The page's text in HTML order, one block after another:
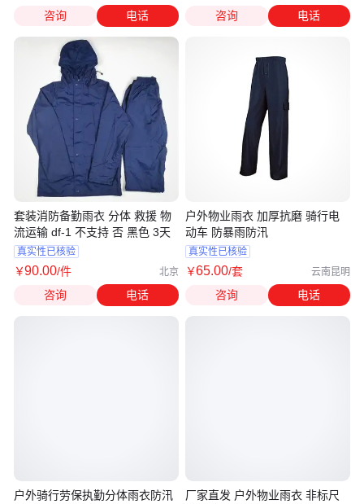
咨询 电话
套装消防备勤雨衣 分体 救援 物
流运输 df-1 不支持 否 黑色 3天
真实性已核验
￥90.00/件 北京
咨询 电话
户外骑行劳保执勤分体雨衣防汛
咨询 电话
户外物业雨衣 加厚抗磨 骑行电
动车 防暴雨防汛
真实性已核验
￥65.00/套 云南昆明
咨询 电话
厂家直发 户外物业雨衣 非标尺